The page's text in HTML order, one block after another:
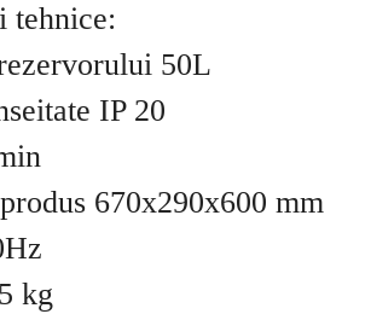
tehnice:
50L
IP 20
670x290x600 mm
kg